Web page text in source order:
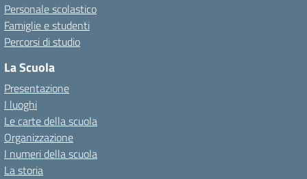
Personale scolastico
Famiglie e studenti
Percorsi di studio
La Scuola
Presentazione
I luoghi
Le carte della scuola
Organizzazione
I numeri della scuola
La storia